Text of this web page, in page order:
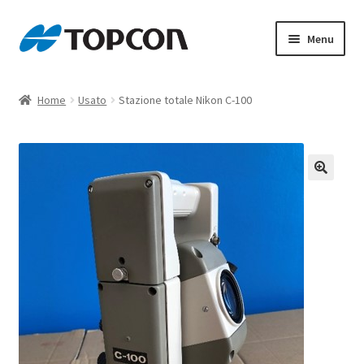
Vai
alla
Vai
al
Menu
Condizioni di Vendita
Contatti
Home Usato Stazione totale Nikon C-100